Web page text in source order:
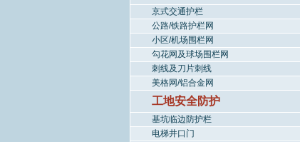
京式交通护栏
公路/铁路护栏网
小区/机场围栏网
勾花网及球场围栏网
刺线及刀片刺线
美格网/铝合金网
工地安全防护
基坑临边防护栏
电梯井口门